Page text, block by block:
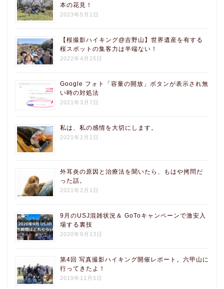
本の花見！
2023年5月1日
【桜撮影ハイキング@吉野山】世界遺産を有する
桜スポットの集客力は半端ない！
2022年4月25日
Google フォト「容量の開放」ボタンが表示され無
い時の対処法
2021年3月7日
私は、私の感情を大切にします。
2021年2月2日
外耳炎の原因と治療法を聞いたら、もはや拷問だ
った話。
2021年2月1日
9月のUSJ混雑状況＆ GoToキャンペーンで激安入
場する裏技
2020年9月13日
第4回 写真撮影ハイキング開催レポート。六甲山に
行ってきたよ！
2019年11月5日